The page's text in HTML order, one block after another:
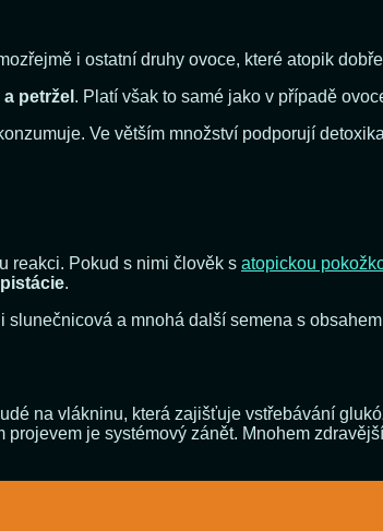
i ostatní druhy ovoce, které atopik
petržel . Platí však to samé jako v případě
Ve větším množství podporují
reakci. Pokud s nimi člověk s atopickou
pistácie.
a mnohá další semena s
na vlákninu, která zajišťuje vstřebávání
je systémový zánět. Mnohem